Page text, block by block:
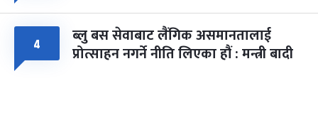
४ ब्लु बस सेवाबाट लैंगिक असमानतालाई
प्रोत्साहन नगर्ने नीति लिएका हौं : मन्त्री बादी